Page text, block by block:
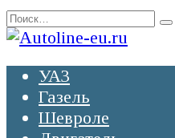
Перейти
к
Search
for:
УАЗ
Газель
Шевроле